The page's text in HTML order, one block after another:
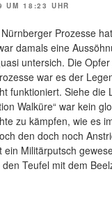
UM 18:23 UHR
Prozesse
damals eine
untersich. Die
war es der
funktioniert. Siehe
Walküre“ war kein
zu kämpfen, wie es
den doch noch
ein Militärputsch
Teufel mit dem